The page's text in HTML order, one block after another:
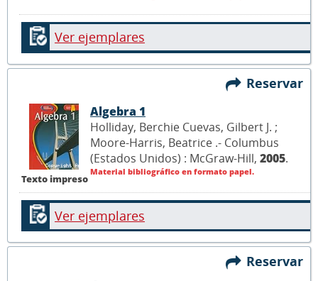
Ver ejemplares
Reservar
Texto impreso
Algebra 1
Holliday, Berchie Cuevas, Gilbert J. ;
Moore-Harris, Beatrice .- Columbus
(Estados Unidos) : McGraw-Hill, 2005.
Material bibliográfico en formato papel.
Ver ejemplares
Reservar